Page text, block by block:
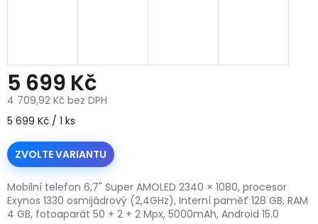
5 699 Kč
4 709,92 Kč bez DPH
Měrná
5 699 Kč / 1 ks
ZVOLTE VARIANTU
Mobilní telefon 6,7" Super AMOLED 2340 × 1080, procesor
Exynos 1330 osmijádrový (2,4GHz), Interní paměť 128 GB, RAM
4 GB, fotoaparát 50 + 2 + 2 Mpx, 5000mAh, Android 15.0